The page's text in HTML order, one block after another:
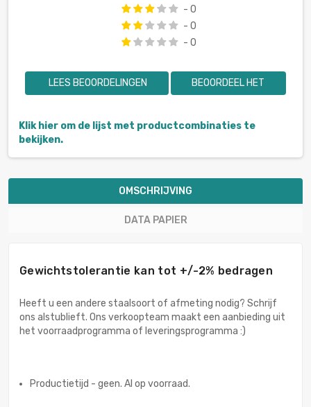
- 0
- 0
- 0
LEES BEOORDELINGEN BEOORDEEL HET
Klik hier om de lijst met productcombinaties te
bekijken.
OMSCHRIJVING
DATA PAPIER
Gewichtstolerantie kan tot +/-2% bedragen
Heeft u een andere staalsoort of afmeting nodig? Schrijf
ons alstublieft. Ons verkoopteam maakt een aanbieding uit
het voorraadprogramma of leveringsprogramma :)
Productietijd - geen. Al op voorraad.